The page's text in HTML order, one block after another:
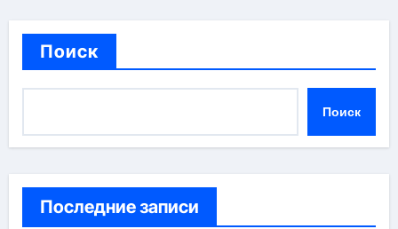
Поиск
Поиск
Последние записи